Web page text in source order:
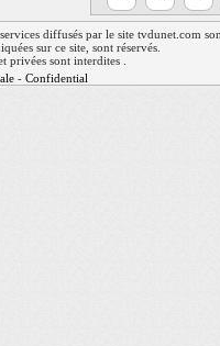
diffusés par le site tvdunet.com
sur ce site, sont réservés.
sont interdites .
- Confidentialité